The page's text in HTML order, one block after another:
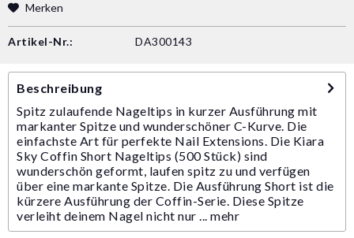
Merken
Artikel-Nr.: DA300143
Beschreibung
Spitz zulaufende Nageltips in kurzer Ausführung mit
markanter Spitze und wunderschöner C-Kurve. Die
einfachste Art für perfekte Nail Extensions. Die Kiara
Sky Coffin Short Nageltips (500 Stück) sind
wunderschön geformt, laufen spitz zu und verfügen
über eine markante Spitze. Die Ausführung Short ist die
kürzere Ausführung der Coffin-Serie. Diese Spitze
verleiht deinem Nagel nicht nur ... mehr